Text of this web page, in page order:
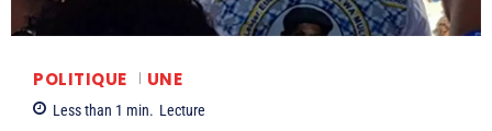
POLITIQUE UNE
Less than 1 min. Lecture